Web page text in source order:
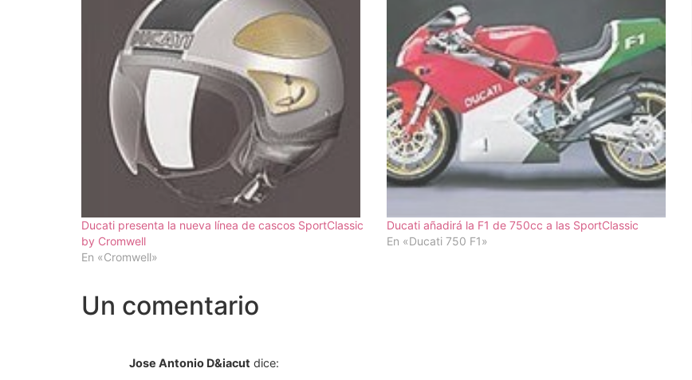
Ducati presenta la nueva línea de cascos SportClassic
by Cromwell
En «Cromwell»
Ducati añadirá la F1 de 750cc a las SportClassic
En «Ducati 750 F1»
Un comentario
Jose Antonio D&iacut dice: